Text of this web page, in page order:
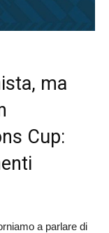
ma
Cup:
a parlare di